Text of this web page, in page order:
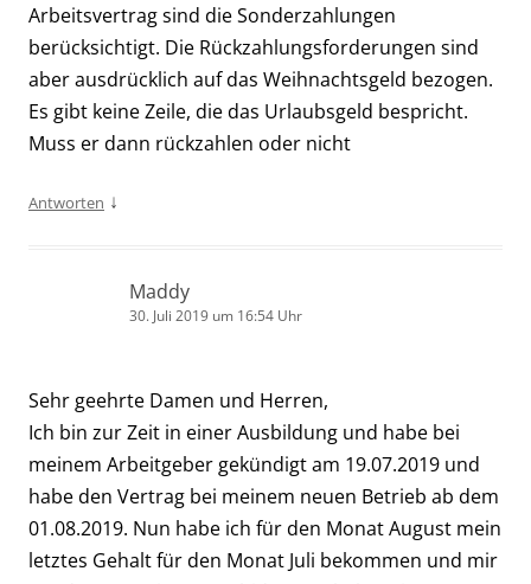
Arbeitsvertrag sind die Sonderzahlungen
berücksichtigt. Die Rückzahlungsforderungen sind
aber ausdrücklich auf das Weihnachtsgeld bezogen.
Es gibt keine Zeile, die das Urlaubsgeld bespricht.
Muss er dann rückzahlen oder nicht
Antworten ↓
Maddy
30. Juli 2019 um 16:54 Uhr
Sehr geehrte Damen und Herren,
Ich bin zur Zeit in einer Ausbildung und habe bei
meinem Arbeitgeber gekündigt am 19.07.2019 und
habe den Vertrag bei meinem neuen Betrieb ab dem
01.08.2019. Nun habe ich für den Monat August mein
letztes Gehalt für den Monat Juli bekommen und mir